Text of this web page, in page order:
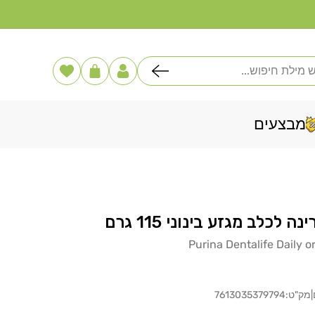
עֲגָלָההרשימה
שלי
מבצעים
לכלב מגזע בינוני 115 גרם
Purina Dentalife Daily
מק"ט:7613035379794